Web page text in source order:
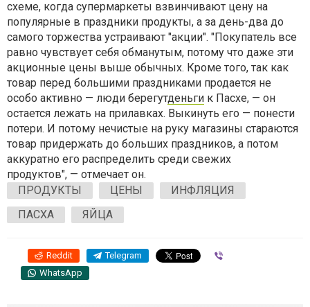
схеме, когда супермаркеты взвинчивают цену на
популярные в праздники продукты, а за день-два до
самого торжества устраивают "акции". "Покупатель все
равно чувствует себя обманутым, потому что даже эти
акционные цены выше обычных. Кроме того, так как
товар перед большими праздниками продается не
особо активно — люди берегутденьги к Пасхе, — он
остается лежать на прилавках. Выкинуть его — понести
потери. И потому нечистые на руку магазины стараются
товар придержать до больших праздников, а потом
аккуратно его распределить среди свежих
продуктов", — отмечает он.
ПРОДУКТЫ
ЦЕНЫ
ИНФЛЯЦИЯ
ПАСХА
ЯЙЦА
Reddit Telegram
WhatsApp